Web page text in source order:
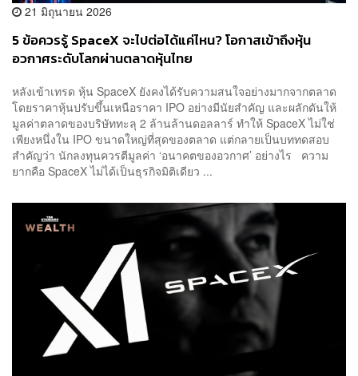
21 มิถุนายน 2026
5 ข้อควรรู้ SpaceX จะไปต่อได้แค่ไหน? โอกาสเข้าถึงหุ้น
อวกาศระดับโลกผ่านตลาดหุ้นไทย
หลังเข้าเทรด หุ้น SpaceX ยังคงได้รับความสนใจอย่างมากจากตลาด
โดยราคาหุ้นปรับขึ้นเหนือราคา IPO อย่างมีนัยสำคัญ และผลักดันให้
มูลค่าตลาดของบริษัททะลุ 2 ล้านล้านดอลลาร์ ทำให้ SpaceX ไม่ใช่
เพียงหนึ่งใน IPO ขนาดใหญ่ที่สุดของตลาด แต่กลายเป็นบททดสอบ
สำคัญว่า นักลงทุนควรตีมูลค่า ‘อนาคตของอวกาศ’ อย่างไร ความ
ยากคือ SpaceX ไม่ได้เป็นธุรกิจมิติเดียว ...